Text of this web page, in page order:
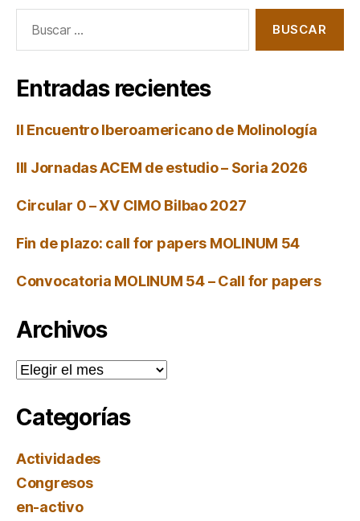
Entradas recientes
II Encuentro Iberoamericano de Molinología
III Jornadas ACEM de estudio – Soria 2026
Circular 0 – XV CIMO Bilbao 2027
Fin de plazo: call for papers MOLINUM 54
Convocatoria MOLINUM 54 – Call for papers
Archivos
Archivos
Categorías
Actividades
Congresos
en-activo